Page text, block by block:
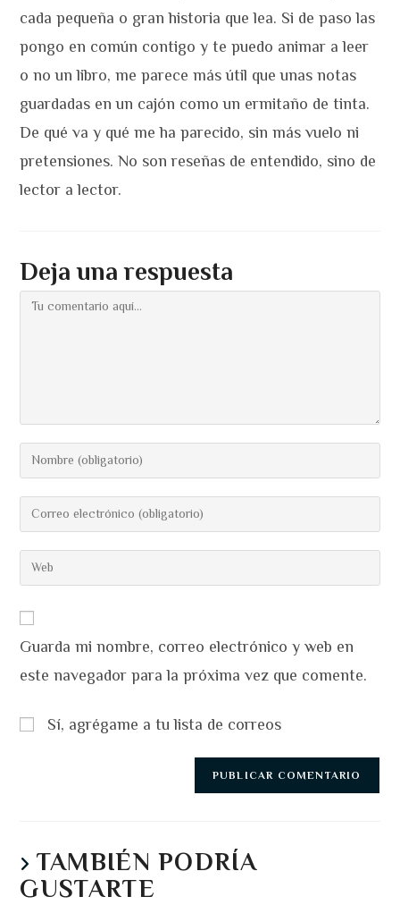
cada pequeña o gran historia que lea. Si de paso las
pongo en común contigo y te puedo animar a leer
o no un libro, me parece más útil que unas notas
guardadas en un cajón como un ermitaño de tinta.
De qué va y qué me ha parecido, sin más vuelo ni
pretensiones. No son reseñas de entendido, sino de
lector a lector.
Deja una respuesta
Comentario
Introduce
tu
nombre
de
usuario
para
Introduce
tu
dirección
para
Introduce
la
de
tu
web
Guarda mi nombre, correo electrónico y web en
este navegador para la próxima vez que comente.
Sí, agrégame a tu lista de correos
TAMBIÉN PODRÍA
GUSTARTE